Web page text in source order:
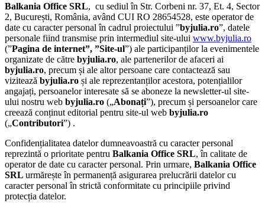
Balkania Office SRL, cu sediul în Str. Corbeni nr. 37, Et. 4, Sector
2, București, România, având CUI RO 28654528, este operator de
date cu caracter personal în cadrul proiectului ”byjulia.ro”, datele
personale fiind transmise prin intermediul site-ului www.byjulia.ro
(”Pagina de internet”, ”Site-ul”) ale participanților la evenimentele
organizate de către byjulia.ro, ale partenerilor de afaceri ai
byjulia.ro, precum și ale altor persoane care contactează sau
vizitează byjulia.ro și ale reprezentanților acestora, potențialilor
angajați, persoanelor interesate să se aboneze la newsletter-ul site-
ului nostru web byjulia.ro („Abonați”), precum și persoanelor care
creează conținut editorial pentru site-ul web byjulia.ro
(„Contributori”) .
Confidențialitatea datelor dumneavoastră cu caracter personal
reprezintă o prioritate pentru Balkania Office SRL, în calitate de
operator de date cu caracter personal. Prin urmare, Balkania Office
SRL urmărește în permanență asigurarea prelucrării datelor cu
caracter personal în strictă conformitate cu principiile privind
protecția datelor.